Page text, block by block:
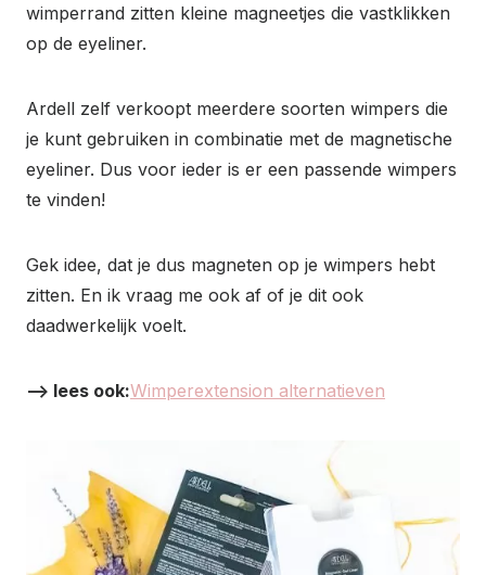
wimperrand zitten kleine magneetjes die vastklikken
op de eyeliner.
Ardell zelf verkoopt meerdere soorten wimpers die
je kunt gebruiken in combinatie met de magnetische
eyeliner. Dus voor ieder is er een passende wimpers
te vinden!
Gek idee, dat je dus magneten op je wimpers hebt
zitten. En ik vraag me ook af of je dit ook
daadwerkelijk voelt.
–> lees ook:Wimperextension alternatieven